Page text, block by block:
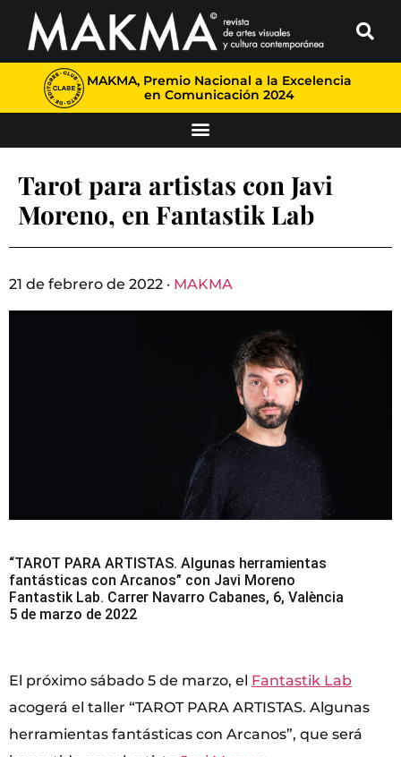
MAKMA, Premio Nacional a la Excelencia
en Comunicación 2024
Tarot para artistas con Javi
Moreno, en Fantastik Lab
21 de febrero de 2022 · MAKMA
“TAROT PARA ARTISTAS. Algunas herramientas
fantásticas con Arcanos” con Javi Moreno
Fantastik Lab. Carrer Navarro Cabanes, 6, València
5 de marzo de 2022
El próximo sábado 5 de marzo, el Fantastik Lab
acogerá el taller “TAROT PARA ARTISTAS. Algunas
herramientas fantásticas con Arcanos”, que será